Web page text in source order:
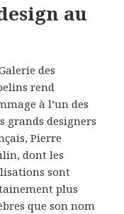
au
des
rend
à l’un des
grands designers
Pierre
dont les
sont
plus
que son nom